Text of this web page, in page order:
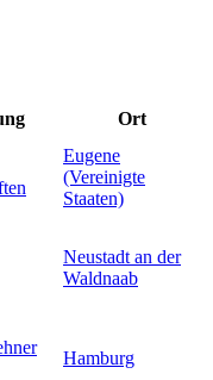
Ort
Eugene
(Vereinigte
Staaten)
Neustadt an der
Waldnaab
Hamburg